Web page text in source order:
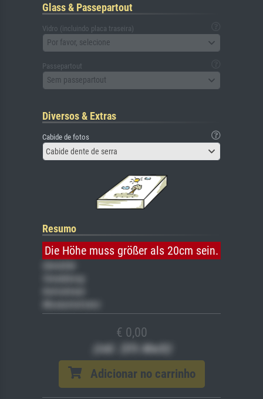
Glass & Passepartout
Vidro (incluindo placa traseira)
Por favor, selecione
Passepartout
Sem passepartout
Diversos & Extras
Cabide de fotos
Cabide dente de serra
Resumo
Die Höhe muss größer als 20cm sein.
Veredelung
Museumslizenz
€ 0,00
(inkl. 20% MwSt)
Adicionar no carrinho